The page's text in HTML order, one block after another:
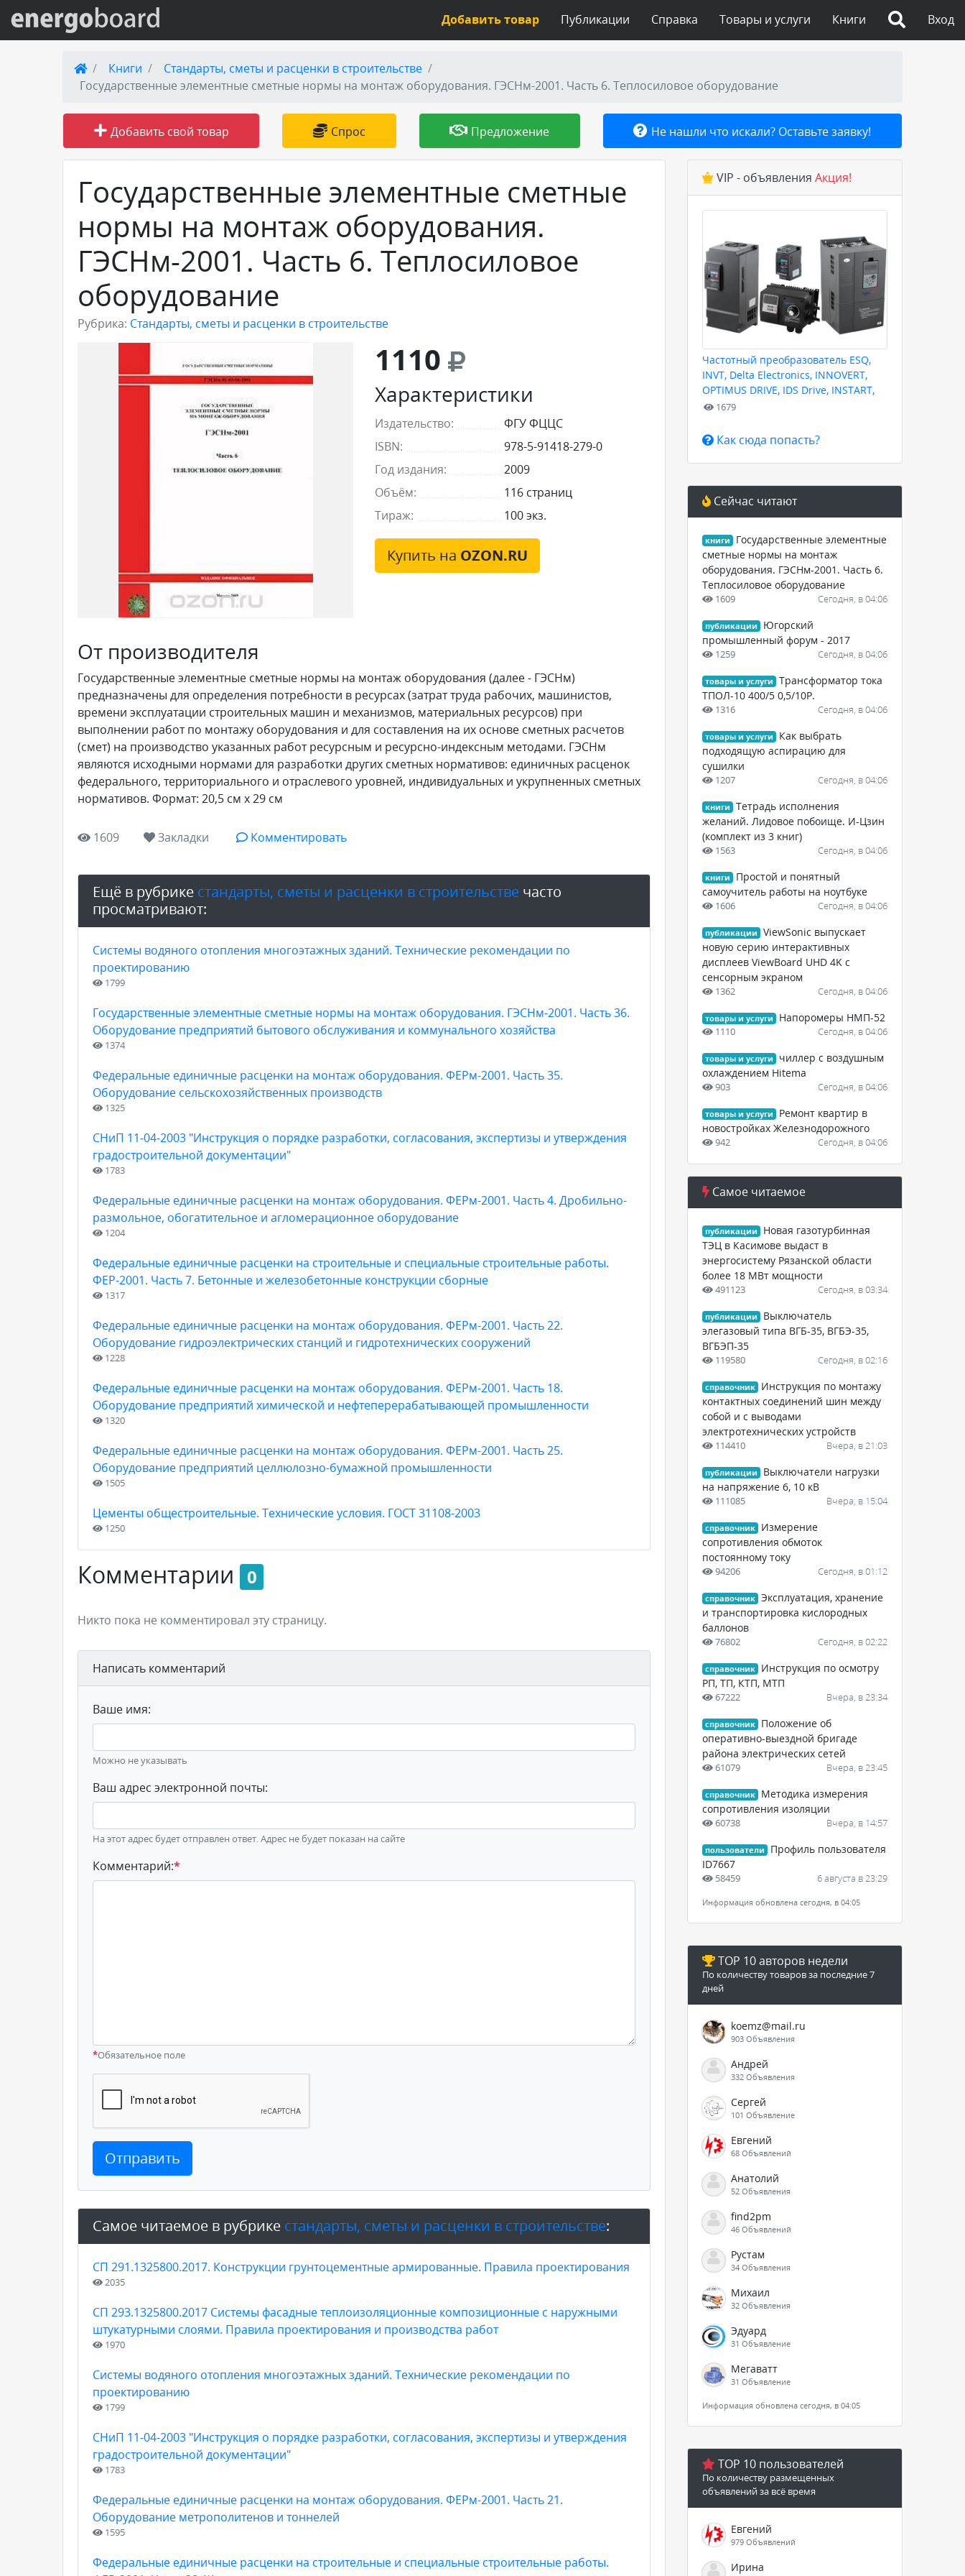
Вход на сайт
Публикации
Справка
Товары и услуги
Добавить товар или услугу
Вход
Книги
Товары и услуги
Справка
Публикации
Добавить товар
Книги
Стандарты, сметы и расценки в строительстве
Государственные элементные сметные нормы на монтаж оборудования. ГЭСНм-2001. Часть 6. Теплосиловое оборудование
Добавить свой товар Спрос Предложение Не нашли что искали? Оставьте заявку!
Государственные элементные сметные
нормы на монтаж оборудования.
ГЭСНм-2001. Часть 6. Теплосиловое
оборудование
Рубрика: Стандарты, сметы и расценки в строительстве
1110
Характеристики
Издательство:
ФГУ ФЦЦС
ISBN:
978-5-91418-279-0
Год издания:
2009
Объём:
116 страниц
Тираж:
100 экз.
Купить на OZON.RU
От производителя
Государственные элементные сметные нормы на монтаж оборудования (далее - ГЭСНм)
предназначены для определения потребности в ресурсах (затрат труда рабочих, машинистов,
времени эксплуатации строительных машин и механизмов, материальных ресурсов) при
выполнении работ по монтажу оборудования и для составления на их основе сметных расчетов
(смет) на производство указанных работ ресурсным и ресурсно-индексным методами. ГЭСНм
являются исходными нормами для разработки других сметных нормативов: единичных расценок
федерального, территориального и отраслевого уровней, индивидуальных и укрупненных сметных
нормативов. Формат: 20,5 см x 29 см
1609 Закладки Комментировать
Ещё в рубрике стандарты, сметы и расценки в строительстве часто
просматривают:
Системы водяного отопления многоэтажных зданий. Технические рекомендации по
проектированию
1799
Государственные элементные сметные нормы на монтаж оборудования. ГЭСНм-2001. Часть 36.
Оборудование предприятий бытового обслуживания и коммунального хозяйства
1374
Федеральные единичные расценки на монтаж оборудования. ФЕРм-2001. Часть 35.
Оборудование сельскохозяйственных производств
1325
СНиП 11-04-2003 "Инструкция о порядке разработки, согласования, экспертизы и утверждения
градостроительной документации"
1783
Федеральные единичные расценки на монтаж оборудования. ФЕРм-2001. Часть 4. Дробильно-
размольное, обогатительное и агломерационное оборудование
1204
Федеральные единичные расценки на строительные и специальные строительные работы.
ФЕР-2001. Часть 7. Бетонные и железобетонные конструкции сборные
1317
Федеральные единичные расценки на монтаж оборудования. ФЕРм-2001. Часть 22.
Оборудование гидроэлектрических станций и гидротехнических сооружений
1228
Федеральные единичные расценки на монтаж оборудования. ФЕРм-2001. Часть 18.
Оборудование предприятий химической и нефтеперерабатывающей промышленности
1320
Федеральные единичные расценки на монтаж оборудования. ФЕРм-2001. Часть 25.
Оборудование предприятий целлюлозно-бумажной промышленности
1505
Цементы общестроительные. Технические условия. ГОСТ 31108-2003
1250
Комментарии 0
Никто пока не комментировал эту страницу.
Написать комментарий
Ваше имя:
Можно не указывать
Ваш адрес электронной почты:
На этот адрес будет отправлен ответ. Адрес не будет показан на сайте
Комментарий:*
*Обязательное поле
Отправить
Самое читаемое в рубрике стандарты, сметы и расценки в строительстве:
СП 291.1325800.2017. Конструкции грунтоцементные армированные. Правила проектирования
2035
СП 293.1325800.2017 Системы фасадные теплоизоляционные композиционные с наружными
штукатурными слоями. Правила проектирования и производства работ
1970
Системы водяного отопления многоэтажных зданий. Технические рекомендации по
проектированию
1799
СНиП 11-04-2003 "Инструкция о порядке разработки, согласования, экспертизы и утверждения
градостроительной документации"
1783
Федеральные единичные расценки на монтаж оборудования. ФЕРм-2001. Часть 21.
Оборудование метрополитенов и тоннелей
1595
Федеральные единичные расценки на строительные и специальные строительные работы.
VIP - объявления Акция!
Частотный преобразователь ESQ,
INVT, Delta Electronics, INNOVERT,
OPTIMUS DRIVE, IDS Drive, INSTART,
HYUNDAI для любых задач
1679
Как сюда попасть?
Сейчас читают
книги
Государственные элементные
сметные нормы на монтаж
оборудования. ГЭСНм-2001. Часть 6.
Теплосиловое оборудование
1609 Сегодня, в 04:06
публикации
Югорский
промышленный форум - 2017
1259 Сегодня, в 04:06
товары и услуги
Трансформатор тока
ТПОЛ-10 400/5 0,5/10Р.
1316 Сегодня, в 04:06
товары и услуги
Как выбрать
подходящую аспирацию для
сушилки
1207 Сегодня, в 04:06
книги
Тетрадь исполнения
желаний. Лидовое побоище. И-Цзин
(комплект из 3 книг)
1563 Сегодня, в 04:06
книги
Простой и понятный
самоучитель работы на ноутбуке
1606 Сегодня, в 04:06
публикации
ViewSonic выпускает
новую серию интерактивных
дисплеев ViewBoard UHD 4K с
сенсорным экраном
1362 Сегодня, в 04:06
товары и услуги Напоромеры НМП-52
1110 Сегодня, в 04:06
товары и услуги
чиллер с воздушным
охлаждением Hitema
903 Сегодня, в 04:06
товары и услуги
Ремонт квартир в
новостройках Железнодорожного
942 Сегодня, в 04:06
Самое читаемое
публикации
Новая газотурбинная
ТЭЦ в Касимове выдаст в
энергосистему Рязанской области
более 18 МВт мощности
491123 Сегодня, в 03:34
публикации
Выключатель
элегазовый типа ВГБ-35, ВГБЭ-35,
ВГБЭП-35
119580 Сегодня, в 02:16
справочник
Инструкция по монтажу
контактных соединений шин между
собой и с выводами
электротехнических устройств
114410 Вчера, в 21:03
публикации
Выключатели нагрузки
на напряжение 6, 10 кВ
111085 Вчера, в 15:04
справочник
Измерение
сопротивления обмоток
постоянному току
94206 Сегодня, в 01:12
справочник Эксплуатация, хранение
и транспортировка кислородных
баллонов
76802 Сегодня, в 02:22
справочник
Инструкция по осмотру
РП, ТП, КТП, МТП
67222 Вчера, в 23:34
справочник
Положение об
оперативно-выездной бригаде
района электрических сетей
61079 Вчера, в 23:45
справочник
Методика измерения
сопротивления изоляции
60738 Вчера, в 14:57
пользователи
Профиль пользователя
ID7667
58459 6 августа в 23:29
Информация обновлена сегодня, в 04:05
TOP 10 авторов недели
По количеству товаров за последние 7
дней
koemz@mail.ru
903 Объявления
Андрей
332 Объявления
Сергей
101 Объявление
Евгений
68 Объявлений
Анатолий
52 Объявления
find2pm
46 Объявлений
Рустам
34 Объявления
Михаил
32 Объявления
Эдуард
31 Объявление
Мегаватт
31 Объявление
Информация обновлена сегодня, в 04:05
TOP 10 пользователей
По количеству размещенных
объявлений за всё время
Евгений
979 Объявлений
Ирина